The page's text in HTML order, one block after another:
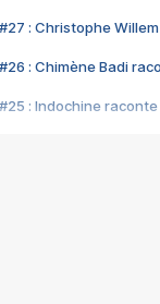
#27 : Christophe
#26 : Chimène Badi
#25 : Indochine